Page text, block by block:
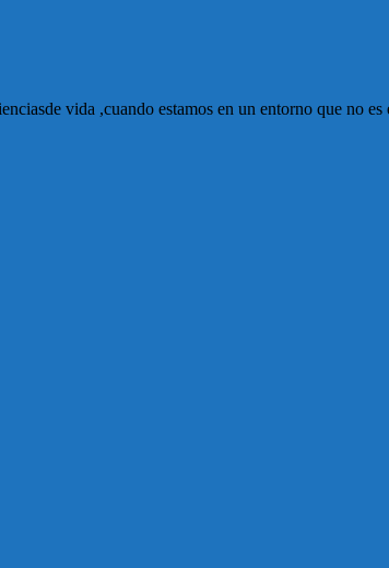
vida ,cuando estamos en un entorno que no